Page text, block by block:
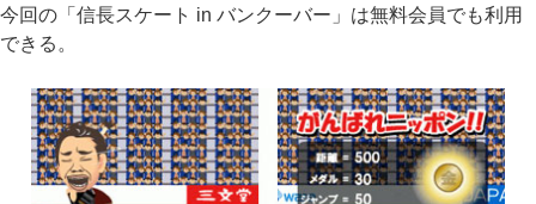
今回の「信長スケート in バンクーバー」は無料会員でも利用
できる。